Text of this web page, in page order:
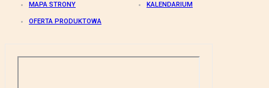
MAPA STRONY KALENDARIUM
OFERTA PRODUKTOWA